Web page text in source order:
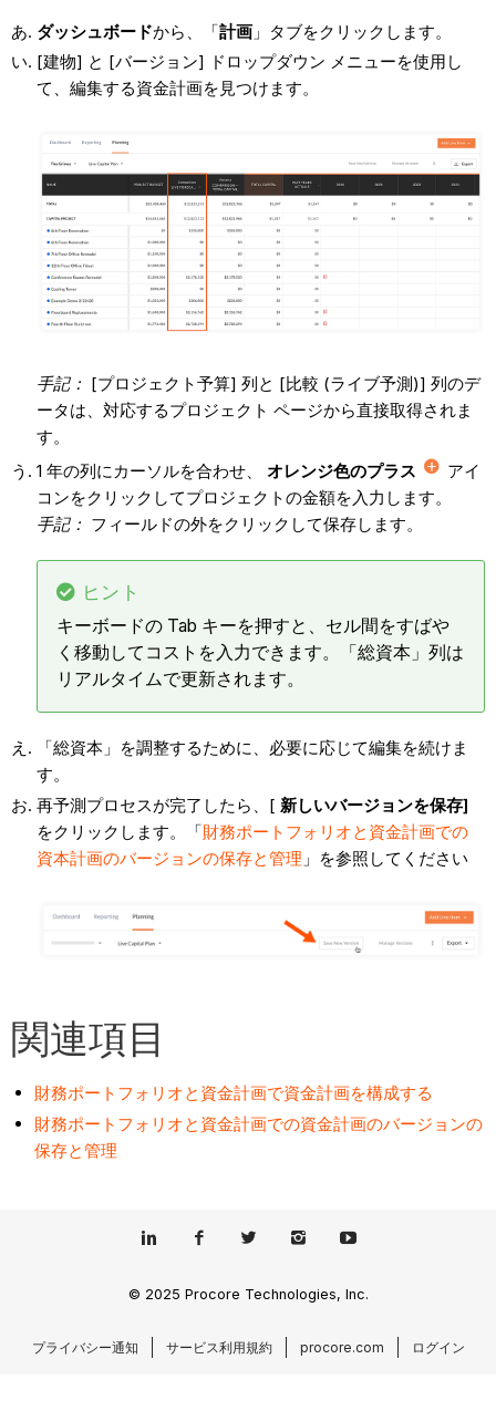
ダッシュボードから、「計画」タブをクリックします。
[建物] と [バージョン] ドロップダウン メニューを使用し
て、編集する資金計画を見つけます。
手記： [プロジェクト予算] 列と [比較 (ライブ予測)] 列のデ
ータは、対応するプロジェクト ページから直接取得されま
す。
1 年の列にカーソルを合わせ、 オレンジ色のプラス
アイ
コンをクリックしてプロジェクトの金額を入力します。
手記： フィールドの外をクリックして保存します。
ヒント
キーボードの Tab キーを押すと、セル間をすばや
く移動してコストを入力できます。「総資本」列は
リアルタイムで更新されます。
「総資本」を調整するために、必要に応じて編集を続けま
す。
再予測プロセスが完了したら、[ 新しいバージョンを保存]
をクリックします。「財務ポートフォリオと資金計画での
資本計画のバージョンの保存と管理 」を参照してください
関連項目
財務ポートフォリオと資金計画で資金計画を構成する
財務ポートフォリオと資金計画での資金計画のバージョンの
保存と管理
© 2025 Procore Technologies, Inc.
プライバシー通知 サービス利用規約 procore.com ログイン